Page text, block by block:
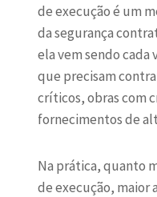
de execução é um
da segurança
ela vem sendo cada
que precisam
críticos, obras com
fornecimentos de
Na prática, quanto
de execução, maior